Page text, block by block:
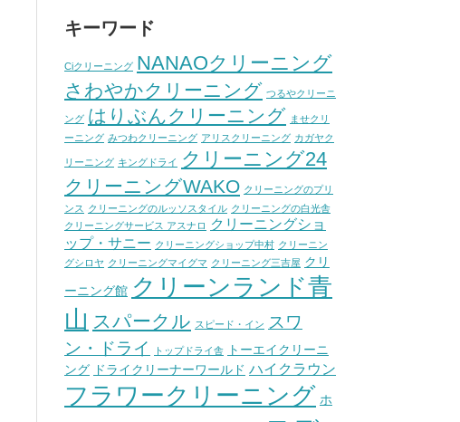
キーワード
Ciクリーニング NANAOクリーニング
さわやかクリーニング つるやクリーニ
ング はりぶんクリーニング ませクリ
ーニング みつわクリーニング アリスクリーニング カガヤク
リーニング キングドライ クリーニング24
クリーニングWAKO クリーニングのプリ
ンス クリーニングのルッソスタイル クリーニングの白光舎
クリーニングサービス アスナロ
クリーニングショ
ップ・サニー クリーニングショップ中村 クリーニン
グシロヤ クリーニングマイグマ クリーニング三吉屋 クリ
ーニング館 クリーンランド青
山 スパークル スピード・イン スワ
ン・ドライ
トップドライ舎
トーエイクリーニ
ング ドライクリーナーワールド ハイクラウン
フラワークリーニング ホ